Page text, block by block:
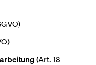
(Art. 18